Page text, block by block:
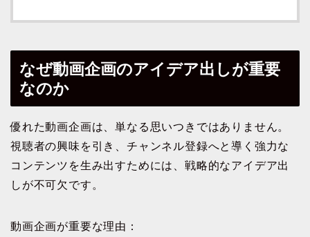
なぜ動画企画のアイデア出しが重要
なのか
優れた動画企画は、単なる思いつきではありません。
視聴者の興味を引き、チャンネル登録へと導く強力な
コンテンツを生み出すためには、戦略的なアイデア出
しが不可欠です。
動画企画が重要な理由：